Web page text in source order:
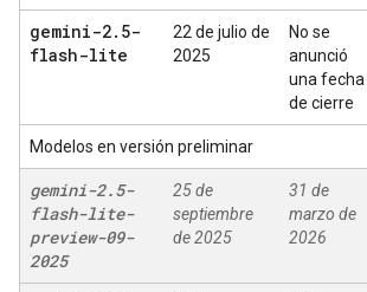
gemini-2. 5-
flash-lite
22 de julio de
2025
No se
anunció
una fecha
de cierre
Modelos en versión preliminar
gemini-2.5-
flash-lite-
preview-09-
2025
25 de
septiembre
de 2025
31 de
marzo de
2026